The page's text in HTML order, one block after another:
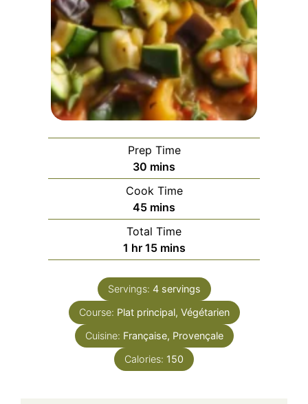
Prep Time
30 minutes
mins
Cook Time
45minutes
mins
Total Time
1 hour
hr 15minutes
mins
Servings: 4 servings
Course: Plat principal, Végétarien
Cuisine: Française, Provençale
Calories: 150